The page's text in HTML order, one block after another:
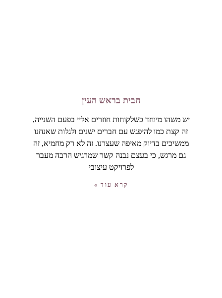
הבית בראש העין
יש משהו מיוחד כשלקוחות חוזרים אליי בפעם השנייה,
זה קצת כמו להיפגש עם חברים ישנים ולגלות שאנחנו
ממשיכים בדיוק מאיפה שעצרנו. זה לא רק מחמיא, זה
גם מרגש, כי בעצם נבנה קשר שמרגיש הרבה מעבר
לפרויקט עיצובי
קרא עוד »